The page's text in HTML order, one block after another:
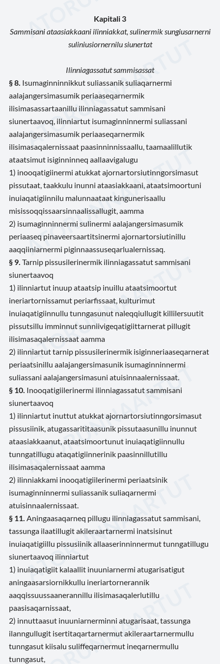
Kapitali 3
Sammisani ataasiakkaani ilinniakkat, sulinermik sungiusarnerni
suliniusiornernilu siunertat
Ilinniagassatut sammisassat
§ 8. Isumaginninnikkut suliassanik suliaqarnermi
aalajangersimasumik periaaseqarnermik
ilisimasassartaanillu ilinniagassatut sammisani
siunertaavoq, ilinniartut isumaginninnermi suliassani
aalajangersimasumik periaaseqarnermik
ilisimasaqalernissaat paasinninnissaallu, taamaalillutik
ataatsimut isiginninneq aallaavigalugu
1) inooqatigiinermi atukkat ajornartorsiutinngorsimasut
pissutaat, taakkulu inunni ataasiakkaani, ataatsimoortuni
inuiaqatigiinnilu malunnaataat kingunerisaallu
misissoqqissaarsinnaalissallugit, aamma
2) isumaginninnermi sulinermi aalajangersimasumik
periaaseq pinaveersaartitsinermi ajornartorsiutinillu
aaqqiiniarnermi piginnaassuseqarlualernissaq.
§ 9. Tarnip pissusilerinermik ilinniagassatut sammisani
siunertaavoq
1) ilinniartut inuup ataatsip inuillu ataatsimoortut
ineriartornissamut periarfissaat, kulturimut
inuiaqatigiinnullu tunngasunut naleqqiullugit killilersuutit
pissutsillu imminnut sunniivigeqatigiittarnerat pillugit
ilisimasaqalernissaat aamma
2) ilinniartut tarnip pissusilerinermik isiginneriaaseqarnerat
periaatsinillu aalajangersimasunik isumaginninnermi
suliassani aalajangersimasuni atuisinnaalernissaat.
§ 10. Inooqatigiilerinermi ilinniagassatut sammisani
siunertaavoq
1) ilinniartut inuttut atukkat ajornartorsiutinngorsimasut
pissusiinik, atugassarititaasunik pissutaasunillu inunnut
ataasiakkaanut, ataatsimoortunut inuiaqatigiinnullu
tunngatillugu ataqatigiinnerinik paasinnillutillu
ilisimasaqalernissaat aamma
2) ilinniakkami inooqatigiilerinermi periaatsinik
isumaginninnermi suliassanik suliaqarnermi
atuisinnaalernissaat.
§ 11. Aningaasaqarneq pillugu ilinniagassatut sammisani,
tassunga ilaatillugit akileraartarnermi inatsisinut
inuiaqatigiillu pissusiinik allaaserinninnermut tunngatillugu
siunertaavoq ilinniartut
1) inuiaqatigiit kalaallit inuuniarnermi atugarisatigut
aningaasarsiornikkullu ineriartornerannik
aaqqissuussaanerannillu ilisimasaqalerlutillu
paasisaqarnissaat,
2) innuttaasut inuuniarnerminni atugarisaat, tassunga
ilanngullugit isertitaqartarnermut akileraartarnermullu
tunngasut kiisalu suliffeqarnermut ineqarnermullu
tunngasut,